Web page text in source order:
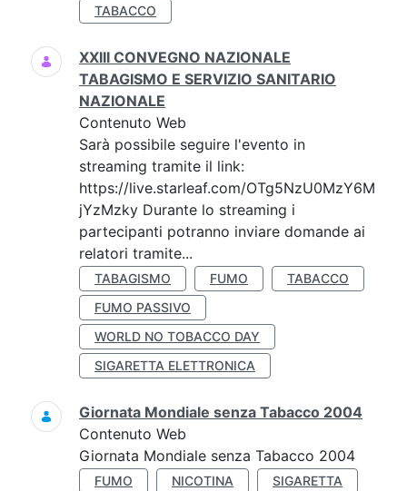
TABACCO
XXIII CONVEGNO NAZIONALE
TABAGISMO E SERVIZIO SANITARIO
NAZIONALE
Contenuto Web
Sarà possibile seguire l'evento in
streaming tramite il link:
https://live.starleaf.com/OTg5NzU0MzY6M
jYzMzky Durante lo streaming i
partecipanti potranno inviare domande ai
relatori tramite...
TABAGISMO FUMO
TABACCO
FUMO PASSIVO
WORLD NO TOBACCO DAY
SIGARETTA ELETTRONICA
Giornata Mondiale senza Tabacco 2004
Contenuto Web
Giornata Mondiale senza Tabacco 2004
FUMO NICOTINA SIGARETTA